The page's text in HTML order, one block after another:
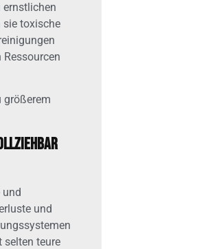
sie toxische
größerem
und
und
selten teure